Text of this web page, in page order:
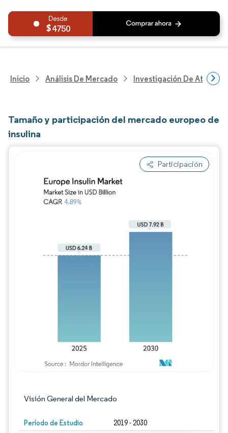
4750
Inicio Análisis De Mercado Investigación De
Tamaño y participación del mercado europeo de
insulina
Participación
Visión General del Mercado
Período de Estudio 2019 - 2030